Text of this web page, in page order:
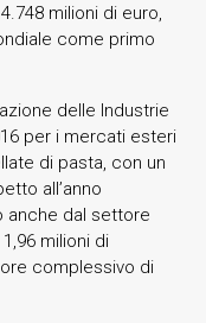
milioni di euro,
come primo
delle Industrie
per i mercati esteri
di pasta, con un
all’anno
anche dal settore
milioni di
complessivo di